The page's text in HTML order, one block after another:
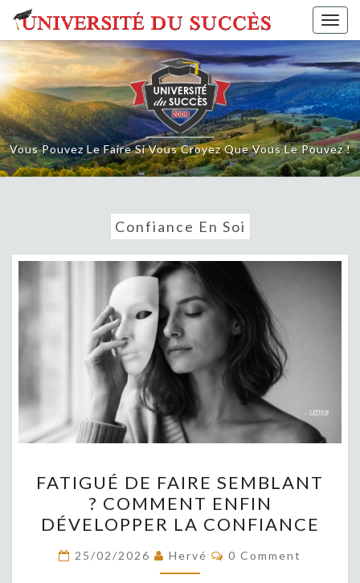
Skip
content
Vous Pouvez Le Faire Si Vous Croyez Que Vous Le Pouvez !
Confiance En Soi
DE
FAIRE
SEMBLANT
?
COMMENT
FATIGUÉ DE FAIRE SEMBLANT
? COMMENT ENFIN
DÉVELOPPER LA CONFIANCE
25/02/2026 Hervé COMMENTS
0 Comment